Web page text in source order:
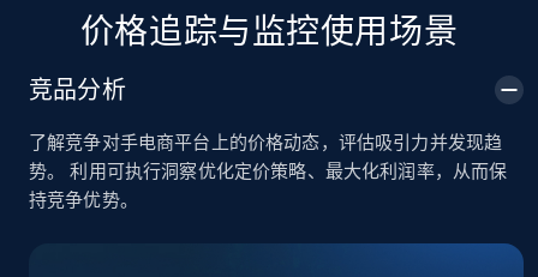
price, Final price, Discount percent, and more.
5.4K+
TikTok Shop - Collect TikTok shop products
价格追踪与监控使用场景
竞品分析
了解竞争对手电商平台上的价格动态，评估吸引力并发现趋
势。 利用可执行洞察优化定价策略、最大化利润率，从而保
持竞争优势。